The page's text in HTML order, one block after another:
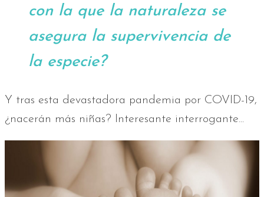
con la que la naturaleza se
asegura la supervivencia de
la especie?
Y tras esta devastadora pandemia por COVID-19,
¿nacerán más niñas? Interesante interrogante...